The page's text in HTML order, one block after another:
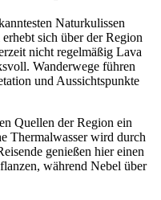
Naturkulissen
sich über der Region
nicht regelmäßig Lava
Wanderwege führen
und Aussichtspunkte
Quellen der Region ein
Thermalwasser wird durch
genießen hier einen
während Nebel über